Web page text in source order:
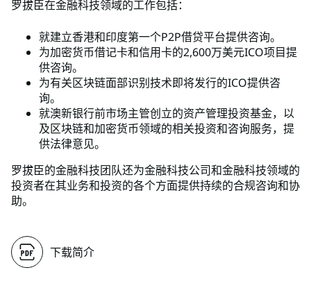
罗拔臣在金融科技领域的工作包括：
就建立香港和印度第一个P2P借贷平台提供咨询。
为加密货币借记卡和信用卡的2,600万美元ICO项目提
供咨询。
为有关区块链面部识别技术即将发行的ICO提供咨
询。
就澳新银行前市场主管创立的资产管理投资基金，以
及区块链和加密货币领域的相关投资和咨询服务，提
供法律意见。
罗拔臣的金融科技团队还为金融科技公司和金融科技领域的
投资者在其业务和投资的各个方面提供持续的合规咨询和协
助。
下载简介